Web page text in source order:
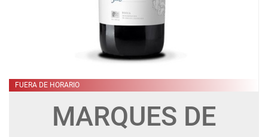
FUERA DE HORARIO
MARQUES DE